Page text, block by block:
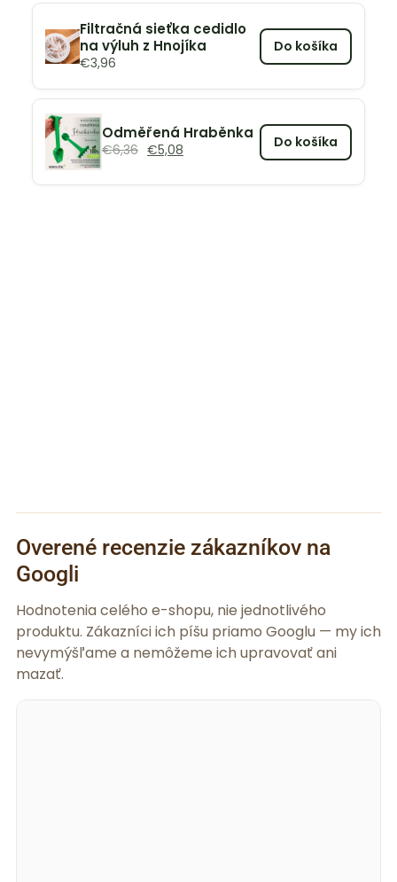
Filtračná sieťka cedidlo
na výluh z Hnojíka
€3,96
Do košíka
Odměřená Hraběnka
€6,36 €5,08 Do košíka
Overené recenzie zákazníkov na
Googli
Hodnotenia celého e-shopu, nie jednotlivého
produktu. Zákazníci ich píšu priamo Googlu — my ich
nevymýšľame a nemôžeme ich upravovať ani
mazať.